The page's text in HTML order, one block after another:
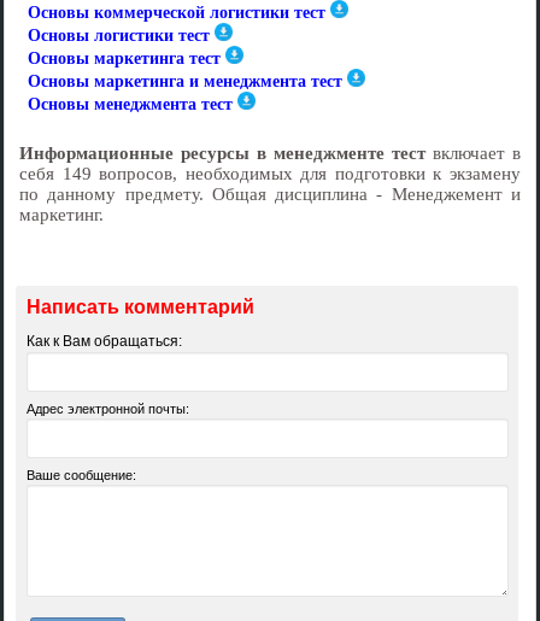
Основы коммерческой логистики тест
Основы логистики тест
Основы маркетинга тест
Основы маркетинга и менеджмента тест
Основы менеджмента тест
Информационные ресурсы в менеджменте тествключает в
себя 149 вопросов, необходимых для подготовки к экзамену
по данному предмету. Общая дисциплина - Менеджемент и
маркетинг.
Написать комментарий
Как к Вам обращаться:
Адрес электронной почты:
Ваше сообщение: